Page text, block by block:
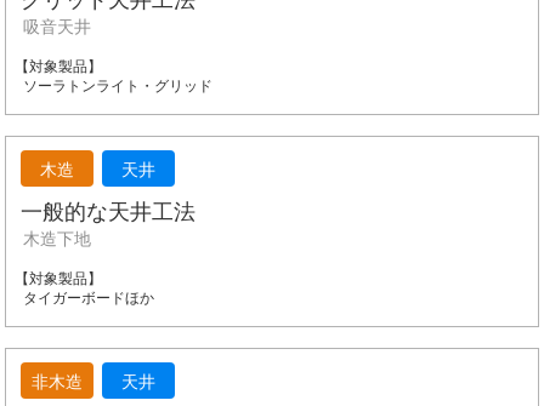
吸音天井
ソーラトンライト・グリッド
一般的な天井工法
木造 天井
木造下地
タイガーボードほか
非木造 天井